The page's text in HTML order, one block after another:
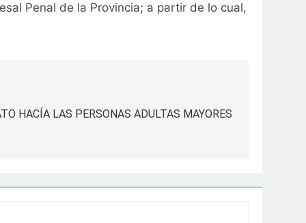
Penal de la Provincia; a partir de lo cual,
HACÍA LAS PERSONAS ADULTAS MAYORES